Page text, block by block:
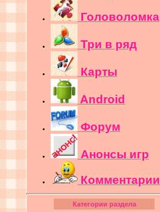
Головоломка
Три в ряд
Карты
Android
Форум
Анонсы игр
Комментарии
Категории раздела